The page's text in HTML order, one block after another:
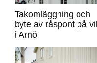
Takomläggning och
byte av råspont på
i Arnö